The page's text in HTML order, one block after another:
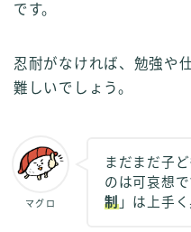
です。
忍耐がなければ、勉強や
難しいでしょう。
マグロ
まだまだ子
のは可哀想で
制」は上手